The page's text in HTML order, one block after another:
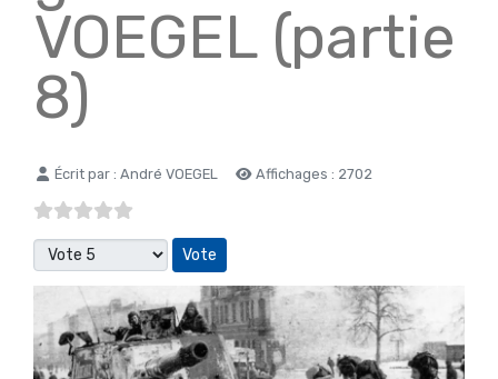
VOEGEL (partie
8)
Détails
Écrit par : André VOEGEL Affichages : 2702
Veuillez voter